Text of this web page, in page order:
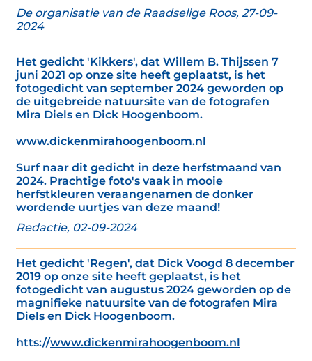
De organisatie van de Raadselige Roos, 27-09-
2024
Het gedicht 'Kikkers', dat Willem B. Thijssen 7
juni 2021 op onze site heeft geplaatst, is het
fotogedicht van september 2024 geworden op
de uitgebreide natuursite van de fotografen
Mira Diels en Dick Hoogenboom.
www.dickenmirahoogenboom.nl
Surf naar dit gedicht in deze herfstmaand van
2024. Prachtige foto's vaak in mooie
herfstkleuren veraangenamen de donker
wordende uurtjes van deze maand!
Redactie, 02-09-2024
Het gedicht 'Regen', dat Dick Voogd 8 december
2019 op onze site heeft geplaatst, is het
fotogedicht van augustus 2024 geworden op de
magnifieke natuursite van de fotografen Mira
Diels en Dick Hoogenboom.
htts://www.dickenmirahoogenboom.nl